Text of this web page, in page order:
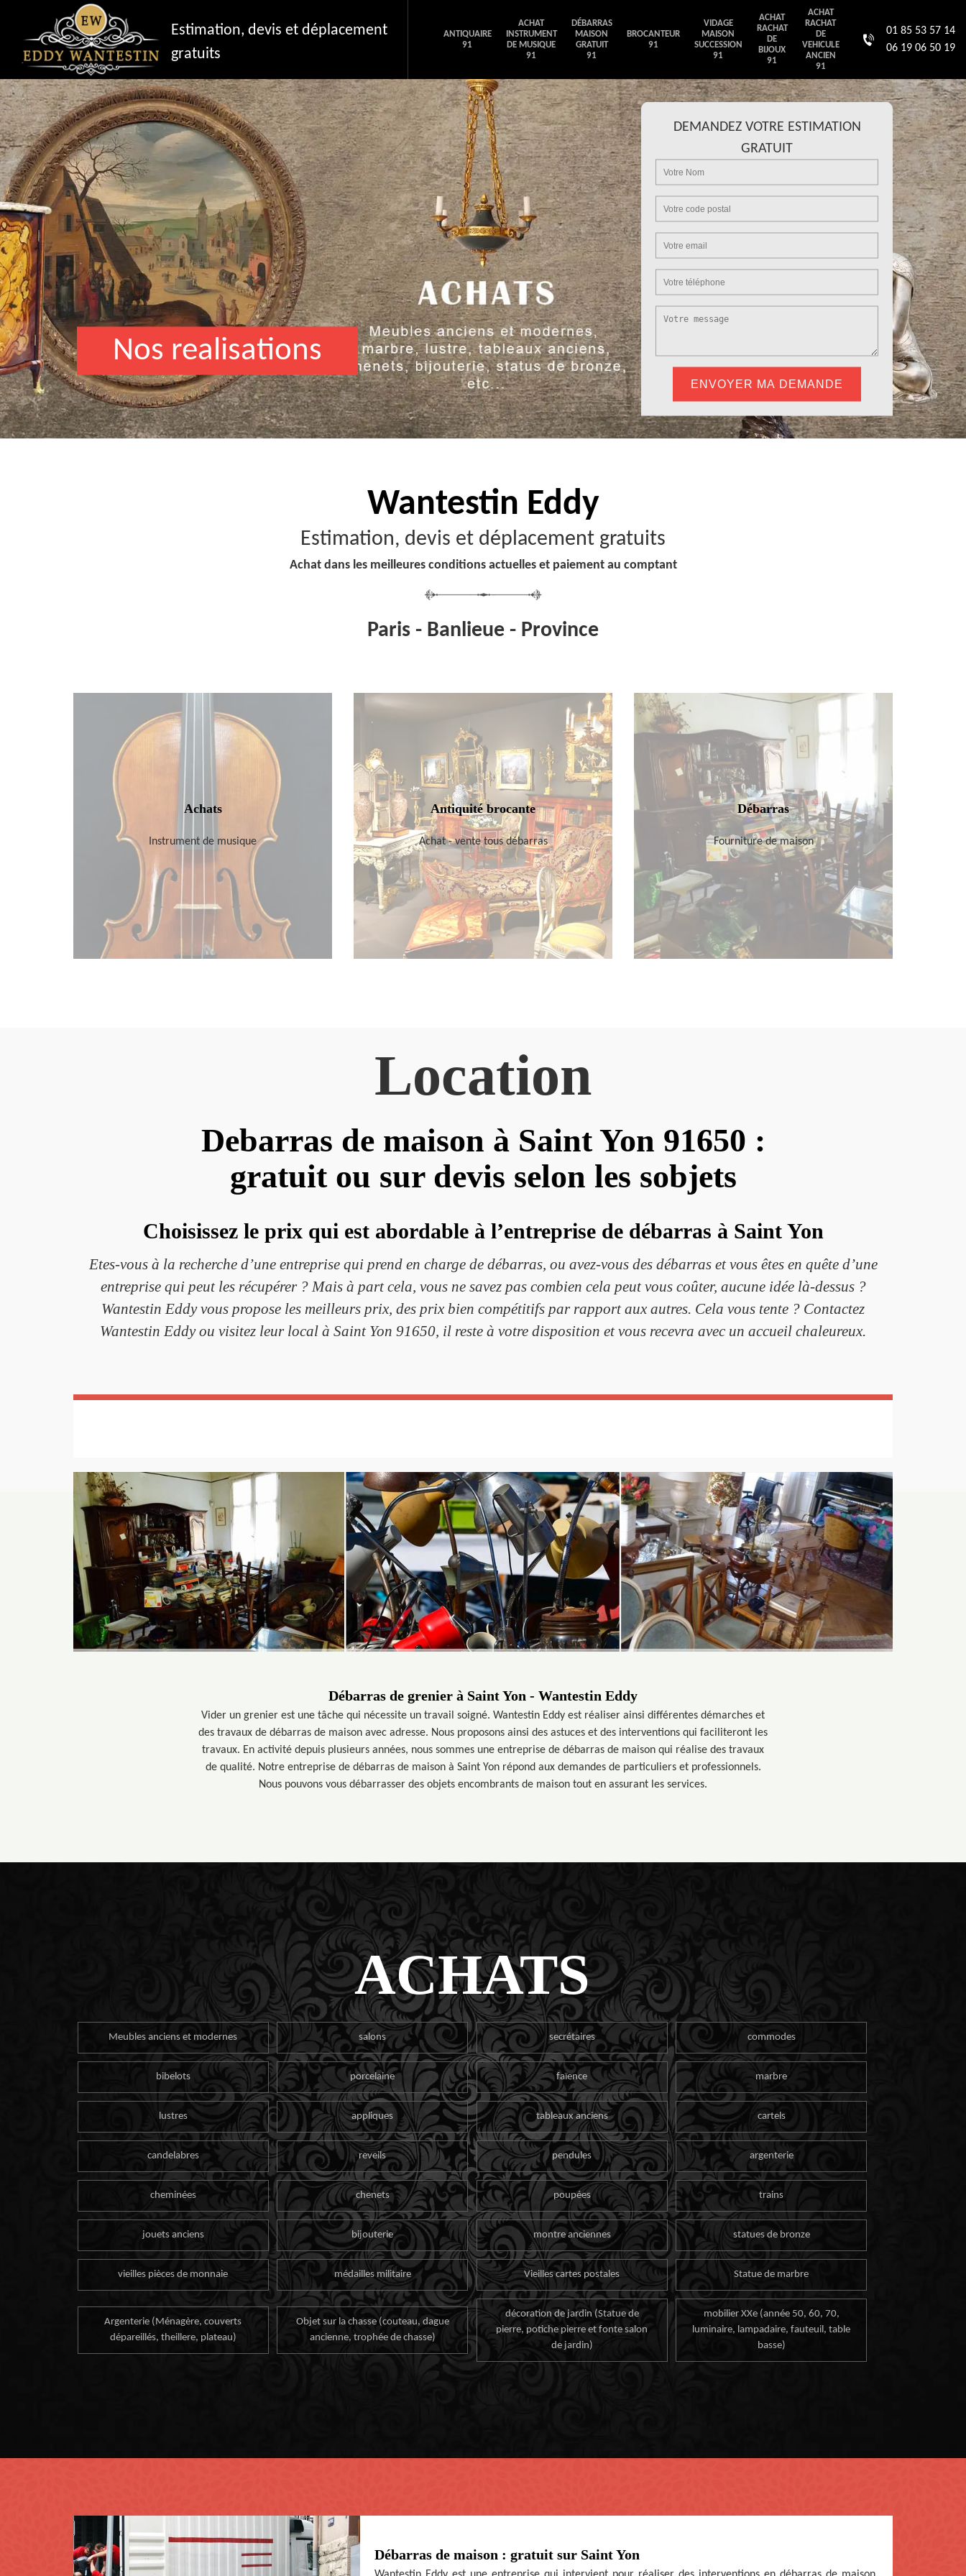
Estimation, devis et déplacement
gratuits
ANTIQUAIRE
91
ACHAT
INSTRUMENT
DE MUSIQUE
91
DÉBARRAS
MAISON
GRATUIT
91
BROCANTEUR
91
VIDAGE
MAISON
SUCCESSION
91
ACHAT
RACHAT
DE
BIJOUX
91
ACHAT
RACHAT
DE
VEHICULE
ANCIEN
91
01 85 53 57 14
06 19 06 50 19
Nos realisations
DEMANDEZ VOTRE ESTIMATION
GRATUIT
Wantestin Eddy
Estimation, devis et déplacement gratuits
Achat dans les meilleures conditions actuelles et paiement au comptant
Paris - Banlieue - Province
Achats
Instrument de musique
Antiquité brocante
Achat - vente tous débarras
Débarras
Fourniture de maison
Debarras de maison à Saint Yon 91650 :
gratuit ou sur devis selon les sobjets
Location
Choisissez le prix qui est abordable à l’entreprise de débarras à Saint Yon
Etes-vous à la recherche d’une entreprise qui prend en charge de débarras, ou avez-vous des débarras et vous êtes en quête d’une
entreprise qui peut les récupérer ? Mais à part cela, vous ne savez pas combien cela peut vous coûter, aucune idée là-dessus ?
Wantestin Eddy vous propose les meilleurs prix, des prix bien compétitifs par rapport aux autres. Cela vous tente ? Contactez
Wantestin Eddy ou visitez leur local à Saint Yon 91650, il reste à votre disposition et vous recevra avec un accueil chaleureux.
Débarras de grenier à Saint Yon - Wantestin Eddy
Vider un grenier est une tâche qui nécessite un travail soigné. Wantestin Eddy est réaliser ainsi différentes démarches et
des travaux de débarras de maison avec adresse. Nous proposons ainsi des astuces et des interventions qui faciliteront les
travaux. En activité depuis plusieurs années, nous sommes une entreprise de débarras de maison qui réalise des travaux
de qualité. Notre entreprise de débarras de maison à Saint Yon répond aux demandes de particuliers et professionnels.
Nous pouvons vous débarrasser des objets encombrants de maison tout en assurant les services.
ACHATS
Meubles anciens et modernes salons secrétaires commodes
bibelots porcelaine faïence marbre
lustres appliques tableaux anciens cartels
candelabres reveils pendules argenterie
cheminées chenets poupées trains
jouets anciens bijouterie montre anciennes statues de bronze
vieilles pièces de monnaie médailles militaire Vieilles cartes postales Statue de marbre
Argenterie (Ménagère, couverts
dépareillés, theillere, plateau)
Objet sur la chasse (couteau, dague
ancienne, trophée de chasse)
décoration de jardin (Statue de
pierre, potiche pierre et fonte salon
de jardin)
mobilier XXe (année 50, 60, 70,
luminaire, lampadaire, fauteuil, table
basse)
Débarras de maison : gratuit sur Saint Yon